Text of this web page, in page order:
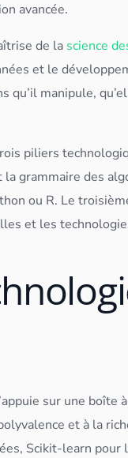
avancée.
de la science
et le
manipule,
piliers
grammaire des
ou R. Le
et les
sur une boîte
et à la
, Scikit-learn pour